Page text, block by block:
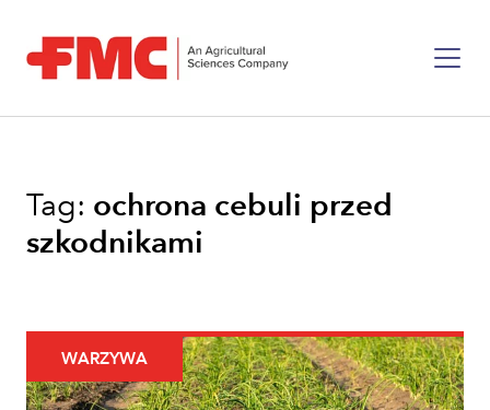
Tag: ochrona cebuli przed
szkodnikami
WARZYWA